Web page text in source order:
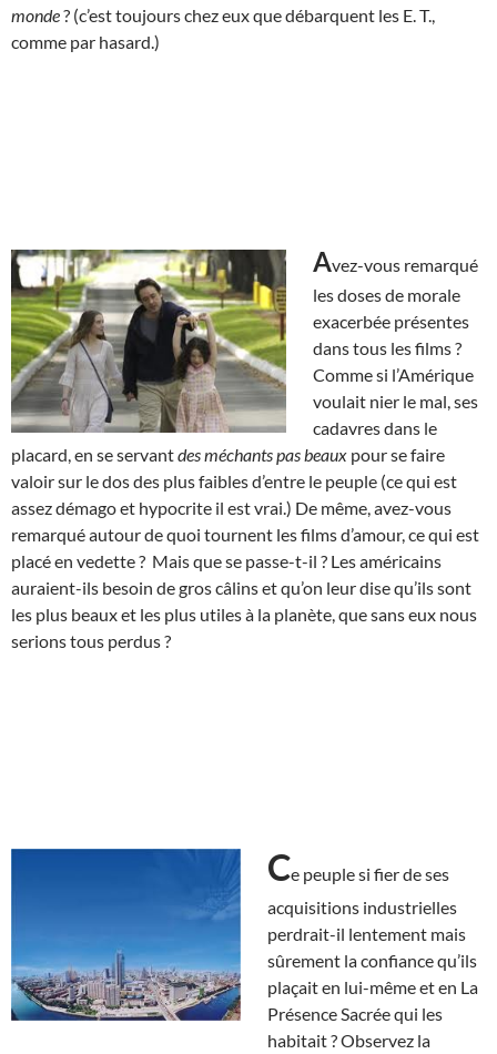
monde? (c’est toujours chez eux que débarquent les E. T.,
comme par hasard.)
Avez-vous remarqué
les doses de morale
exacerbée présentes
dans tous les films ?
Comme si l’Amérique
voulait nier le mal, ses
cadavres dans le
placard, en se servantdes méchants pas beaux pour se faire
valoir sur le dos des plus faibles d’entre le peuple (ce qui est
assez démago et hypocrite il est vrai.) De même, avez-vous
remarqué autour de quoi tournent les films d’amour, ce qui est
placé en vedette ? Mais que se passe-t-il ? Les américains
auraient-ils besoin de gros câlins et qu’on leur dise qu’ils sont
les plus beaux et les plus utiles à la planète, que sans eux nous
serions tous perdus ?
Ce peuple si fier de ses
acquisitions industrielles
perdrait-il lentement mais
sûrement la confiance qu’ils
plaçait en lui-même et en La
Présence Sacrée qui les
habitait ? Observez la